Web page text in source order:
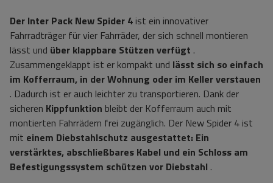
Der Inter Pack New Spider 4 ist ein innovativer
Fahrradträger für vier Fahrräder, der sich schnell montieren
lässt und über klappbare Stützen verfügt .
Zusammengeklappt ist er kompakt und lässt sich so einfach
im Kofferraum, in der Wohnung oder im Keller verstauen
. Dadurch ist er auch leichter zu transportieren. Dank der
sicheren Kippfunktion bleibt der Kofferraum auch mit
montierten Fahrrädern frei zugänglich. Der New Spider 4 ist
mit einem Diebstahlschutz ausgestattet: Ein
verstärktes, abschließbares Kabel und ein Schloss am
Befestigungssystem schützen vor Diebstahl .